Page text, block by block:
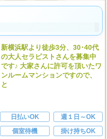
新横浜駅より徒歩3分、30･40代
の大人セラピストさんを募集中
です♪ 大家さんに許可を頂いたワ